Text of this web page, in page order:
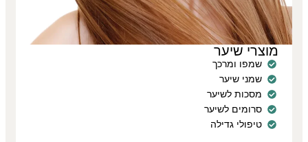
מוצרי שיער
שמפו ומרכך
שמני שיער
מסכות לשיער
סרומים לשיער
טיפולי גדילה